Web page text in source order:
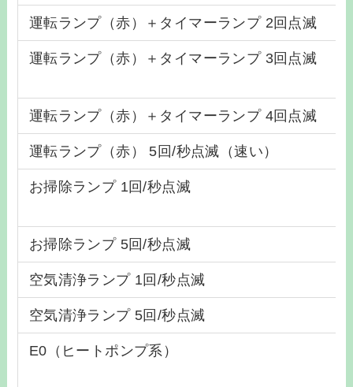
運転ランプ（赤）＋タイマーランプ 2回点滅
運転ランプ（赤）＋タイマーランプ 3回点滅
運転ランプ（赤）＋タイマーランプ 4回点滅
運転ランプ（赤） 5回/秒点滅（速い）
お掃除ランプ 1回/秒点滅
お掃除ランプ 5回/秒点滅
空気清浄ランプ 1回/秒点滅
空気清浄ランプ 5回/秒点滅
E0（ヒートポンプ系）